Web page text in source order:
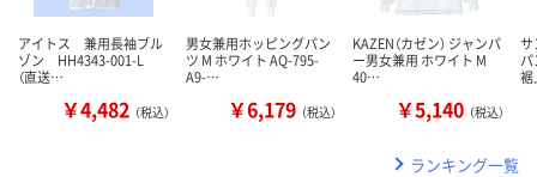
アイトス 兼用長袖ブル
ゾン HH4343-001-L
（直送…
￥4,482 （税込）
男女兼用ホッピングパン
ツ M ホワイト AQ-795-
A9-…
￥6,179 （税込）
KAZEN（カゼン） ジャンパ
ー男女兼用 ホワイト M
40…
￥5,140 （税込）
サ
ランキング一覧